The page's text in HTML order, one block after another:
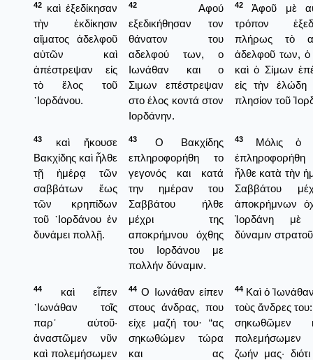
42
καὶ ἐξεδίκησαν
τὴν ἐκδίκησιν
αἵματος ἀδελφοῦ
αὐτῶν καὶ
ἀπέστρεψαν εἰς
τὸ ἕλος τοῦ
᾿Ιορδάνου.
42
Αφού
εξεδικήθησαν τον
θάνατον του
αδελφού των, ο
Ιωνάθαν και ο
Σιμων επέστρεψαν
στο έλος κοντά στον
Ιορδάνην.
42
Ἀφοῦ μὲ
τρόπον
πλήρως τὸ
ἀδελφοῦ των,
καὶ ὁ Σίμων
εἰς τὴν ἑλώδη
πλησίον τοῦ
43
καὶ ἤκουσε
Βακχίδης καὶ ἦλθε
τῇ ἡμέρᾳ τῶν
σαββάτων ἕως
τῶν κρηπίδων
τοῦ ᾿Ιορδάνου ἐν
δυνάμει πολλῇ.
43
Ο Βακχίδης
επληροφορήθη το
γεγονός και κατά
την ημέραν του
Σαββάτου ήλθε
μέχρι της
αποκρήμνου όχθης
του Ιορδάνου με
πολλήν δύναμιν.
43
Μόλις ὁ
ἦλθε κατὰ τὴν
Σαββάτου
ἀποκρήμνων
Ἰορδάνη μὲ
δύναμιν
44
καὶ εἶπεν
᾿Ιωνάθαν τοῖς
παρ᾿ αὐτοῦ·
ἀναστῶμεν νῦν
καὶ πολεμήσωμεν
44 Ο Ιωνάθαν είπεν
στους άνδρας, που
είχε μαζή του· “ας
σηκωθώμεν τώρα
και ας
44 Καὶ ὁ Ἰωνάθαν
τοὺς ἄνδρες
σηκωθῶμεν
πολεμήσωμεν
ζωήν μας·